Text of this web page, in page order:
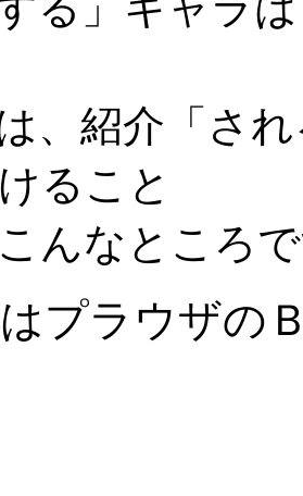
、紹介「さ
ること
んなところ
プラウザの